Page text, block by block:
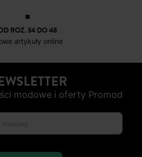
ROZ. 34 DO 48
artykuły online
modowe i oferty Promod